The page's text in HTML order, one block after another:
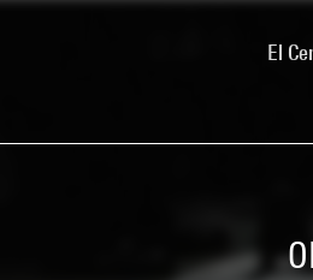
El